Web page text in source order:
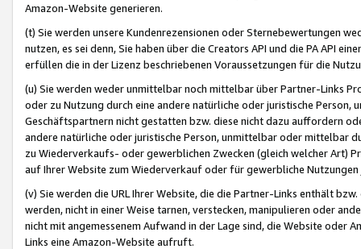
Amazon-Website generieren.
(t) Sie werden unsere Kundenrezensionen oder Sternebewertungen
nutzen, es sei denn, Sie haben über die Creators API und die PA API
erfüllen die in der Lizenz beschriebenen Voraussetzungen für die
(u) Sie werden weder unmittelbar noch mittelbar über Partner-Links
oder zu Nutzung durch eine andere natürliche oder juristische
Geschäftspartnern nicht gestatten bzw. diese nicht dazu auffordern
andere natürliche oder juristische Person, unmittelbar oder mittelbar
zu Wiederverkaufs- oder gewerblichen Zwecken (gleich welcher Art)
auf Ihrer Website zum Wiederverkauf oder für gewerbliche
(v) Sie werden die URL Ihrer Website, die die Partner-Links enthält
werden, nicht in einer Weise tarnen, verstecken, manipulieren oder
nicht mit angemessenem Aufwand in der Lage sind, die Website oder
Links eine Amazon-Website aufruft.